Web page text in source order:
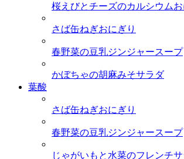
桜えびとチーズのカルシウムお
さば缶ねぎおにぎり
春野菜の豆乳ジンジャースープ
かぼちゃの胡麻みそサラダ
葉酸
さば缶ねぎおにぎり
春野菜の豆乳ジンジャースープ
じゃがいもと水菜のフレンチ